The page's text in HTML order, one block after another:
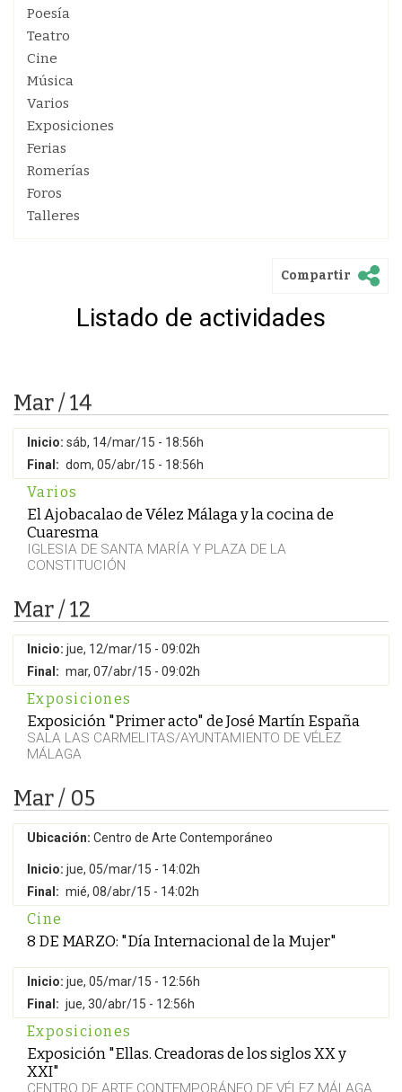
Poesía
Teatro
Cine
Música
Varios
Exposiciones
Ferias
Romerías
Foros
Talleres
Compartir
Listado de actividades
Mar / 14
Inicio: sáb, 14/mar/15 - 18:56h
Final: dom, 05/abr/15 - 18:56h
Varios
El Ajobacalao de Vélez Málaga y la cocina de
Cuaresma
IGLESIA DE SANTA MARÍA Y PLAZA DE LA
CONSTITUCIÓN
Mar / 12
Inicio: jue, 12/mar/15 - 09:02h
Final: mar, 07/abr/15 - 09:02h
Exposiciones
Exposición "Primer acto" de José Martín España
SALA LAS CARMELITAS/AYUNTAMIENTO DE VÉLEZ
MÁLAGA
Mar / 05
Ubicación: Centro de Arte Contemporáneo
Inicio: jue, 05/mar/15 - 14:02h
Final: mié, 08/abr/15 - 14:02h
Cine
8 DE MARZO: "Día Internacional de la Mujer"
Inicio: jue, 05/mar/15 - 12:56h
Final: jue, 30/abr/15 - 12:56h
Exposiciones
Exposición "Ellas. Creadoras de los siglos XX y
XXI"
CENTRO DE ARTE CONTEMPORÁNEO DE VÉLEZ MÁLAGA